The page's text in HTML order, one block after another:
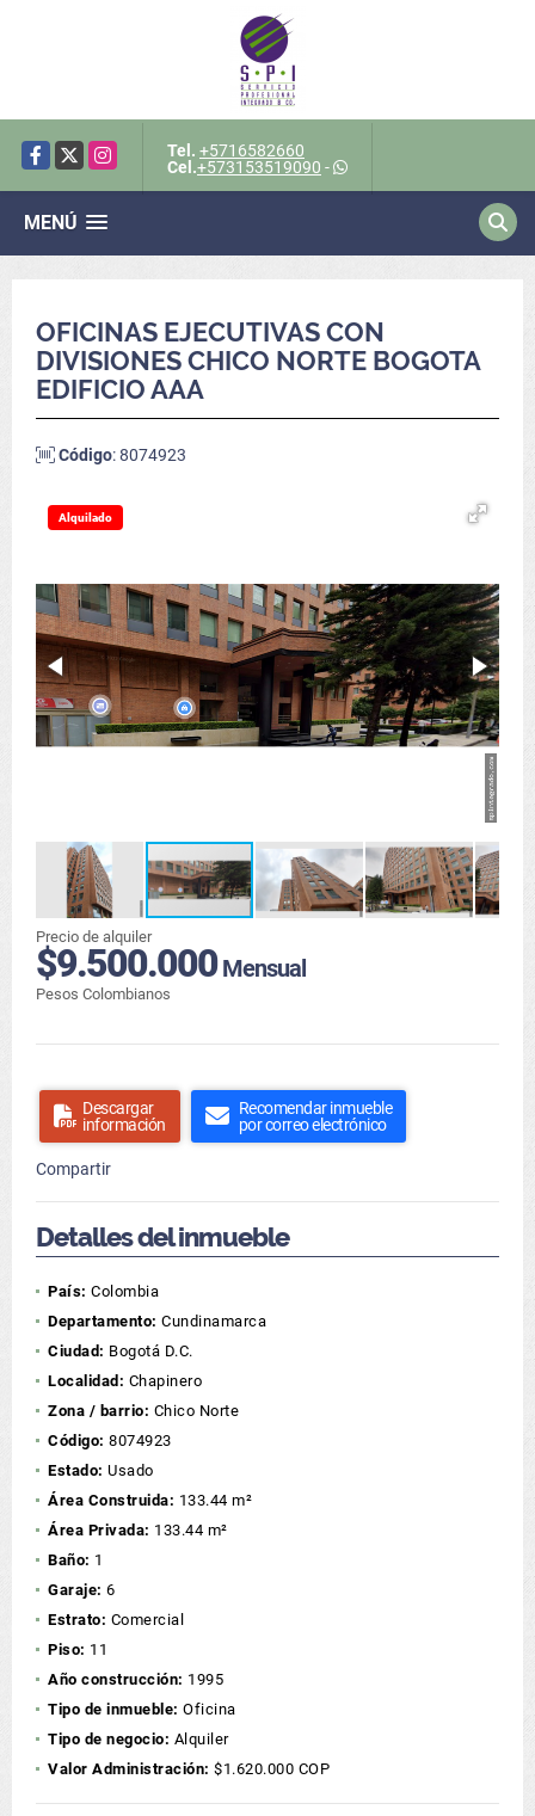
Facebook
X Instagram Tel. +5716582660
Cel.+573153519090 -
MENÚ
OFICINAS EJECUTIVAS CON
DIVISIONES CHICO NORTE BOGOTA
EDIFICIO AAA
Código: 8074923
Alquilado
Precio de alquiler
$9.500.000Mensual
Pesos Colombianos
Descargar
información
Recomendar inmueble
por correo electrónico
Compartir
Detalles del inmueble
País: Colombia
Departamento: Cundinamarca
Ciudad: Bogotá D.C.
Localidad: Chapinero
Zona / barrio: Chico Norte
Código: 8074923
Estado: Usado
Área Construida: 133.44 m²
Área Privada: 133.44 m²
Baño: 1
Garaje: 6
Estrato: Comercial
Piso: 11
Año construcción: 1995
Tipo de inmueble: Oficina
Tipo de negocio: Alquiler
Valor Administración: $1.620.000 COP